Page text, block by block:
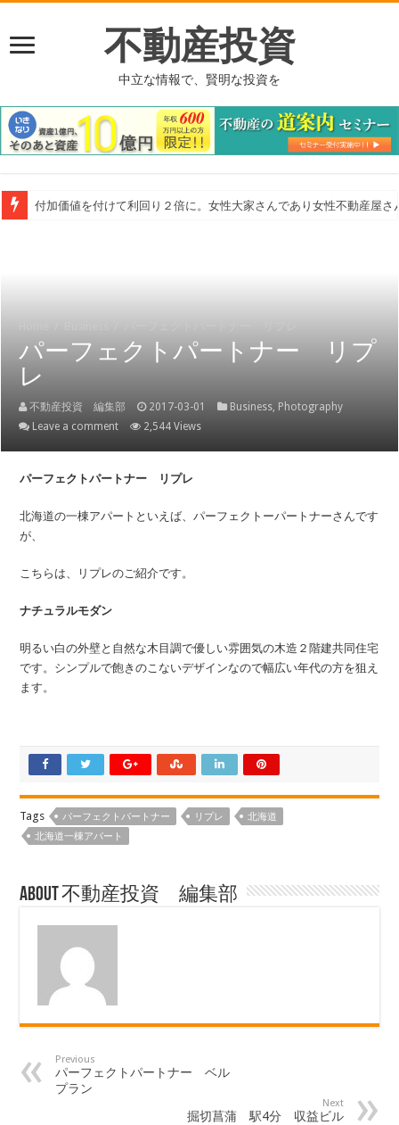
不動産投資
中立な情報で、賢明な投資を
付加価値を付けて利回り２倍に。女性大家さんであり女性不動産屋さ
パーフェクトパートナー リプ
レ
不動産投資 編集部 2017-03-01 Business, Photography
Leave a comment
2,544 Views
パーフェクトパートナー リプレ
北海道の一棟アパートといえば、パーフェクトーパートナーさんです
が、
こちらは、リプレのご紹介です。
ナチュラルモダン
明るい白の外壁と自然な木目調で優しい雰囲気の木造２階建共同住宅
です。シンプルで飽きのこないデザインなので幅広い年代の方を狙え
ます。
Tags パーフェクトパートナー リプレ
北海道
北海道一棟アパート
About 不動産投資 編集部
Previous
パーフェクトパートナー ベル
プラン
Next
掘切菖蒲 駅4分 収益ビル